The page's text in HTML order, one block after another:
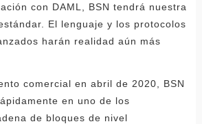
con DAML, BSN tendrá nuestra
El lenguaje y los protocolos
harán realidad aún más
comercial en abril de 2020, BSN
en uno de los
de bloques de nivel